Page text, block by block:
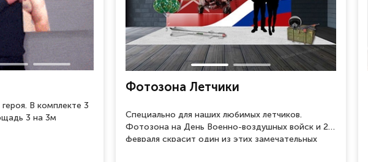
В комплекте 3
3 на 3м
Фотозона Летчики
Специально для наших любимых летчиков.
Фотозона на День Военно-воздушных войск и 23
февраля скрасит один из этих замечательных